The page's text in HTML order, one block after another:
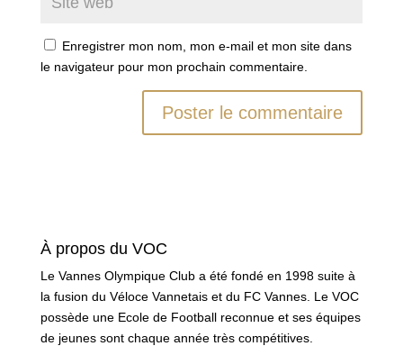
Enregistrer mon nom, mon e-mail et mon site dans
le navigateur pour mon prochain commentaire.
À propos du VOC
Le Vannes Olympique Club a été fondé en 1998 suite à
la fusion du Véloce Vannetais et du FC Vannes. Le VOC
possède une Ecole de Football reconnue et ses équipes
de jeunes sont chaque année très compétitives.